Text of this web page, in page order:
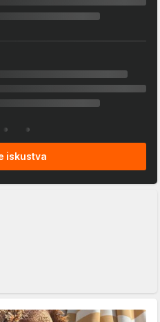
iskustva